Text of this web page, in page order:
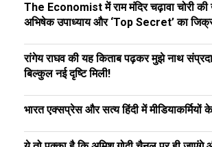
The Economist में राम मंदिर चढ़ावा चोरी
अभिषेक उपाध्याय और ‘Top Secret’ का
रांगेय राघव की यह किताब पढ़कर मुझे नाथ
बिल्कुल नई दृष्टि मिली!
भारत एक्सप्रेस और सत्य हिंदी में मीडियाकर्मियों